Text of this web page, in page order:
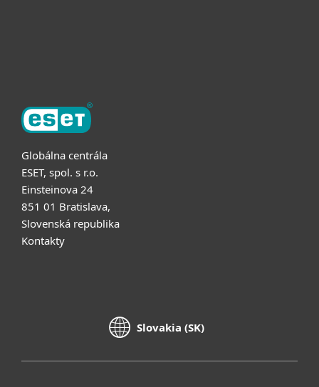
Globálna centrála
ESET, spol. s r.o.
Einsteinova 24
851 01 Bratislava,
Slovenská republika
Kontakty
Slovakia (SK)